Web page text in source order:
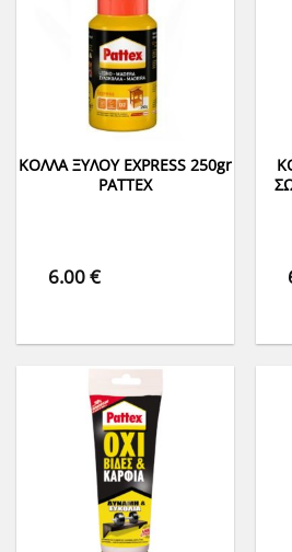
ΚΟΛΛΑ ΞΥΛΟΥ EXPRESS 250gr
PATTEX
6.00€